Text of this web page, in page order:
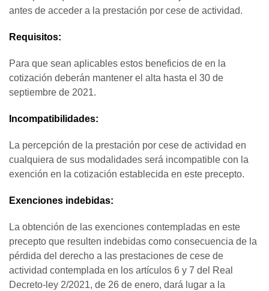
antes de acceder a la prestación por cese de actividad.
Requisitos:
Para que sean aplicables estos beneficios de en la
cotización deberán mantener el alta hasta el 30 de
septiembre de 2021.
Incompatibilidades:
La percepción de la prestación por cese de actividad en
cualquiera de sus modalidades será incompatible con la
exención en la cotización establecida en este precepto.
Exenciones indebidas:
La obtención de las exenciones contempladas en este
precepto que resulten indebidas como consecuencia de la
pérdida del derecho a las prestaciones de cese de
actividad contemplada en los artículos 6 y 7 del Real
Decreto-ley 2/2021, de 26 de enero, dará lugar a la